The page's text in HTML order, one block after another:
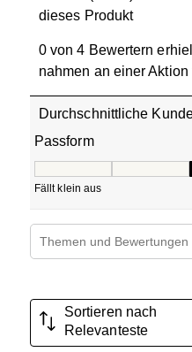
dieses Produkt
0 von 4 Bewertern
nahmen an einer Aktion
Durchschnittliche
Passform
Fällt klein aus
Suchthemen und
Sortieren nach
Relevanteste